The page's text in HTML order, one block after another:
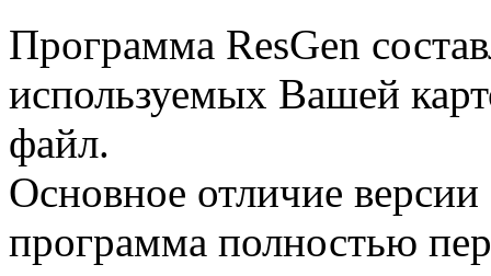
Программа ResGen
используемых Вашей
файл.
Основное отличие
программа полностью